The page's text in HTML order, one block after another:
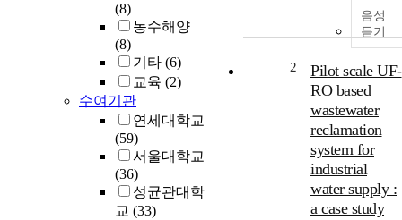
(8)
농수해양
(8)
기타 (6)
교육 (2)
수여기관
연세대학교
(59)
서울대학교
(36)
성균관대학
교 (33)
음성
듣기
2
Pilot scale UF-
RO based
wastewater
reclamation
system for
industrial
water supply :
a case study